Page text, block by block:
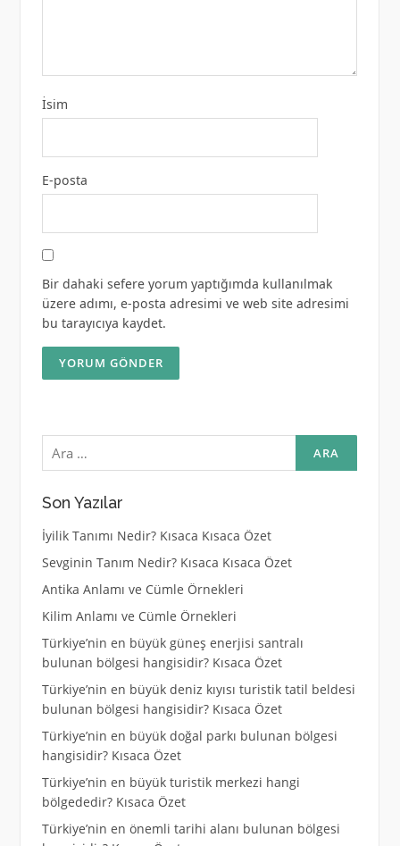
İsim
E-posta
Bir dahaki sefere yorum yaptığımda kullanılmak
üzere adımı, e-posta adresimi ve web site adresimi
bu tarayıcıya kaydet.
Arama:
Son Yazılar
İyilik Tanımı Nedir? Kısaca Kısaca Özet
Sevginin Tanım Nedir? Kısaca Kısaca Özet
Antika Anlamı ve Cümle Örnekleri
Kilim Anlamı ve Cümle Örnekleri
Türkiye’nin en büyük güneş enerjisi santralı
bulunan bölgesi hangisidir? Kısaca Özet
Türkiye’nin en büyük deniz kıyısı turistik tatil beldesi
bulunan bölgesi hangisidir? Kısaca Özet
Türkiye’nin en büyük doğal parkı bulunan bölgesi
hangisidir? Kısaca Özet
Türkiye’nin en büyük turistik merkezi hangi
bölgededir? Kısaca Özet
Türkiye’nin en önemli tarihi alanı bulunan bölgesi